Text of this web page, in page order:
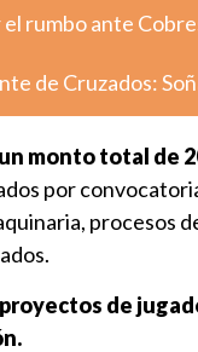
rumbo ante
de Cruzados:
un monto total de
por
procesos
de